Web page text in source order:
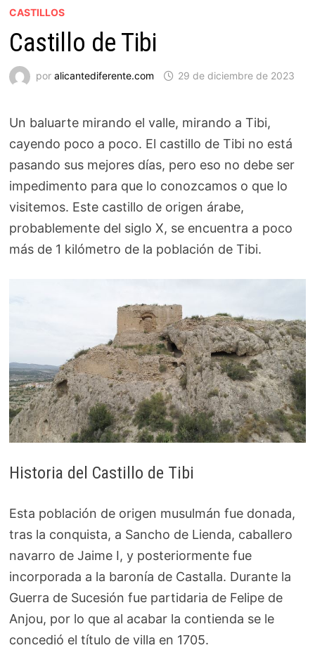
CASTILLOS
Castillo de Tibi
por alicantediferente.com 29 de diciembre de 2023
Un baluarte mirando el valle, mirando a Tibi,
cayendo poco a poco. El castillo de Tibi no está
pasando sus mejores días, pero eso no debe ser
impedimento para que lo conozcamos o que lo
visitemos. Este castillo de origen árabe,
probablemente del siglo X, se encuentra a poco
más de 1 kilómetro de la población de Tibi.
Historia del Castillo de Tibi
Esta población de origen musulmán fue donada,
tras la conquista, a Sancho de Lienda, caballero
navarro de Jaime I, y posteriormente fue
incorporada a la baronía de Castalla. Durante la
Guerra de Sucesión fue partidaria de Felipe de
Anjou, por lo que al acabar la contienda se le
concedió el título de villa en 1705.